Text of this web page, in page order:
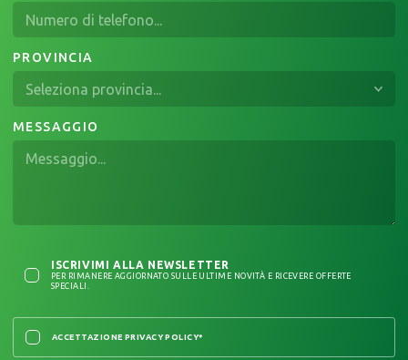
PROVINCIA
MESSAGGIO
ISCRIVIMI ALLA NEWSLETTER
PER RIMANERE AGGIORNATO SULLE ULTIME NOVITÀ E RICEVERE OFFERTE
SPECIALI.
ACCETTAZIONE PRIVACY POLICY*